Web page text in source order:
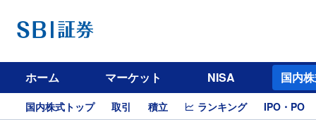
ホーム マーケット NISA 国内
国内株式トップ 取引 積立 ランキング IPO・PO